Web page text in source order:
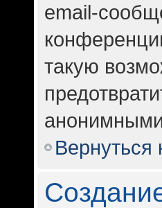
email-
такую
Вернуться